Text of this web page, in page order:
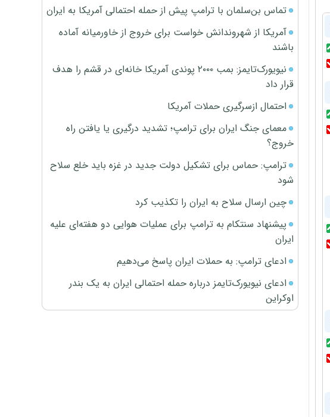
تماس بن‌سلمان با ترامپ پیش از حمله احتمالی آمریکا به ایران
آمریکا از شهروندانش خواست برای خروج از خاورمیانه آماده
باشند
نیویورک‌تایمز: بمب ۲۰۰۰ پوندی آمریکا خانه‌ای در قشم را هدف
قرار داد
احتمال ازسرگیری حملات آمریکا
معمای جنگ ایران برای ترامپ؛ تشدید درگیری یا یافتن راه
خروج؟
ترامپ: حماس برای تشکیل دولت جدید در غزه باید خلع سلاح
شود
چین ارسال سلاح به ایران را تکذیب کرد
پیشنهاد سنتکام به ترامپ برای عملیات هوایی دو هفته‌ای علیه
ایران
ادعای ترامپ: به حملات ایران پاسخ می‌دهیم
ادعای نیویورک‌تایمز درباره حمله احتمالی ایران به یک بندر
اوکراین